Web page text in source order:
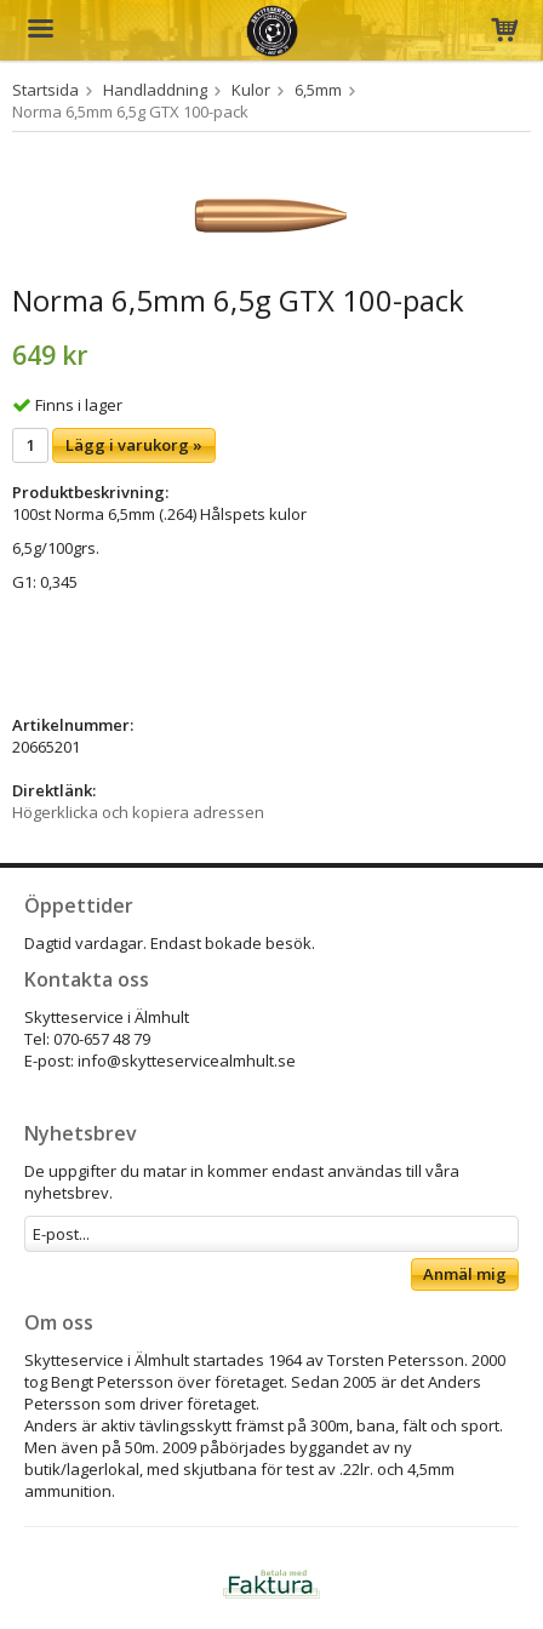
Produkten har blivit tillagd i varukorgen
Startsida Handladdning Kulor
6,5mm
Norma 6,5mm 6,5g GTX 100-pack
Norma 6,5mm 6,5g GTX 100-pack
649 kr
Finns i lager
Lägg i varukorg »
Produktbeskrivning:
100st Norma 6,5mm (.264) Hålspets kulor
6,5g/100grs.
G1: 0,345
Artikelnummer:
20665201
Direktlänk:
Högerklicka och kopiera adressen
Öppettider
Dagtid vardagar. Endast bokade besök.
Kontakta oss
Skytteservice i Älmhult
Tel: 070-657 48 79
E-post: info@skytteservicealmhult.se
Nyhetsbrev
De uppgifter du matar in kommer endast användas till våra
nyhetsbrev.
Anmäl mig
Om oss
Skytteservice i Älmhult startades 1964 av Torsten Petersson. 2000
tog Bengt Petersson över företaget. Sedan 2005 är det Anders
Petersson som driver företaget.
Anders är aktiv tävlingsskytt främst på 300m, bana, fält och sport.
Men även på 50m. 2009 påbörjades byggandet av ny
butik/lagerlokal, med skjutbana för test av .22lr. och 4,5mm
ammunition.